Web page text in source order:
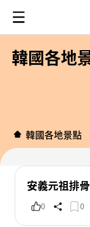
韓國各地
韓國各地景點
安義元祖排
0 0